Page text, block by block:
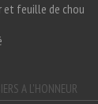
et feuille de chou
A L'HONNEUR